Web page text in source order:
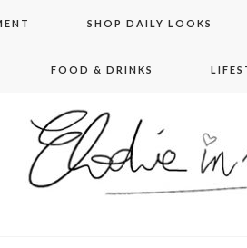
SHOP DAILY LOOKS
FOOD & DRINKS
in